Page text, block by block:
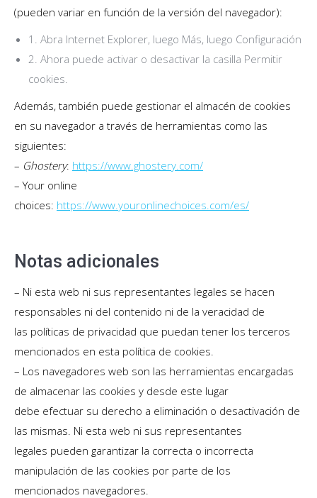
(pueden variar en función de la versión del navegador):
1. Abra Internet Explorer, luego Más, luego Configuración
2. Ahora puede activar o desactivar la casilla Permitir
cookies.
Además, también puede gestionar el almacén de cookies
en su navegador a través de herramientas como las
siguientes:
– Ghostery: https://www.ghostery.com/
– Your online
choices: https://www.youronlinechoices.com/es/
Notas adicionales
– Ni esta web ni sus representantes legales se hacen
responsables ni del contenido ni de la veracidad de
las políticas de privacidad que puedan tener los terceros
mencionados en esta política de cookies.
– Los navegadores web son las herramientas encargadas
de almacenar las cookies y desde este lugar
debe efectuar su derecho a eliminación o desactivación de
las mismas. Ni esta web ni sus representantes
legales pueden garantizar la correcta o incorrecta
manipulación de las cookies por parte de los
mencionados navegadores.